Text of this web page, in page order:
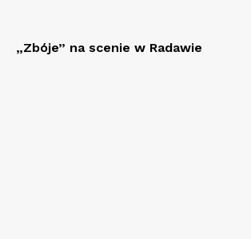
„Zbóje” na scenie w Radawie